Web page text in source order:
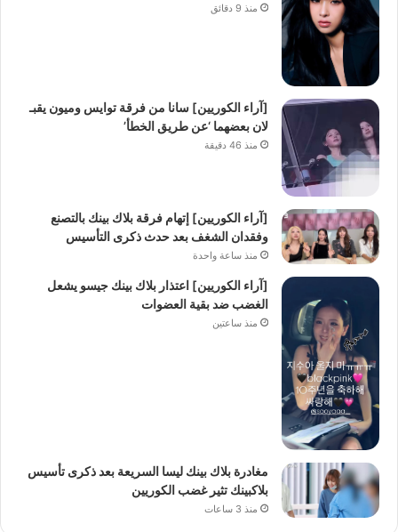
منذ 9 دقائق
[آراء الكوريين] سانا من فرقة توايس وميون يقبـ
لان بعضهما ‘عن طريق الخطأ’
منذ 46 دقيقة
[آراء الكوريين] إتهام فرقة بلاك بينك بالتصنع
وفقدان الشغف بعد حدث ذكرى التأسيس
منذ ساعة واحدة
[آراء الكوريين] اعتذار بلاك بينك جيسو يشعل
الغضب ضد بقية العضوات
منذ ساعتين
مغادرة بلاك بينك ليسا السريعة بعد ذكرى تأسيس
بلاكبينك تثير غضب الكوريين
منذ 3 ساعات